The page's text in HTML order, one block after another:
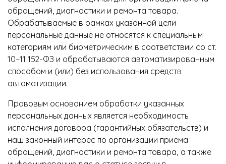
обращений, диагностики и ремонта товара.
Обрабатываемые в рамках указанной цели
персональные данные не относятся к специальным
категориям или биометрическим в соответствии со ст.
10–11 152-ФЗ и обрабатываются автоматизированным
способом и (или) без использования средств
автоматизации.
Правовым основанием обработки указанных
персональных данных является необходимость
исполнения договора (гарантийных обязательств) и
наш законный интерес по организации приема
обращений, диагностики и ремонта товара, а также